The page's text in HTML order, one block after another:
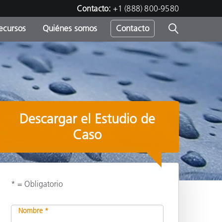
Contacto: +1 (888) 800-9580
Quiénes somos Contacto
Compartir
Descargar el Estudio de
Caso
* = Obligatorio
Nombre *